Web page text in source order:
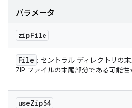
パラメータ
zipFile
File : セントラル ディレクトリの
ZIP ファイルの末尾部分である可能性
useZip64